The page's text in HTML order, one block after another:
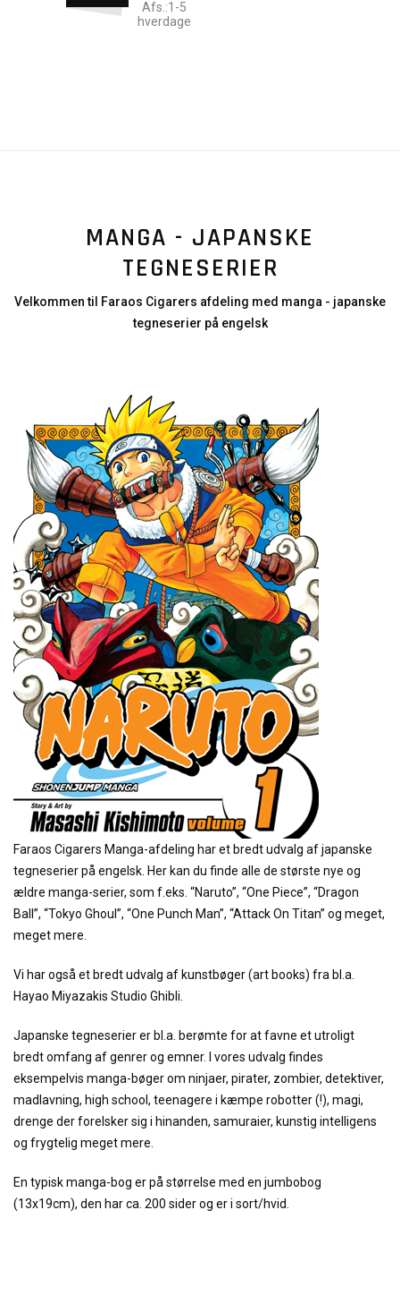
Afs.:1-5
hverdage
MANGA - JAPANSKE
TEGNESERIER
Velkommen til Faraos Cigarers afdeling med manga - japanske
tegneserier på engelsk
Faraos Cigarers Manga-afdeling har et bredt udvalg af japanske
tegneserier på engelsk. Her kan du finde alle de største nye og
ældre manga-serier, som f.eks. “Naruto”, “One Piece”, “Dragon
Ball”, “Tokyo Ghoul”, “One Punch Man”, “Attack On Titan” og meget,
meget mere.
Vi har også et bredt udvalg af kunstbøger (art books) fra bl.a.
Hayao Miyazakis Studio Ghibli.
Japanske tegneserier er bl.a. berømte for at favne et utroligt
bredt omfang af genrer og emner. I vores udvalg findes
eksempelvis manga-bøger om ninjaer, pirater, zombier, detektiver,
madlavning, high school, teenagere i kæmpe robotter (!), magi,
drenge der forelsker sig i hinanden, samuraier, kunstig intelligens
og frygtelig meget mere.
En typisk manga-bog er på størrelse med en jumbobog
(13x19cm), den har ca. 200 sider og er i sort/hvid.